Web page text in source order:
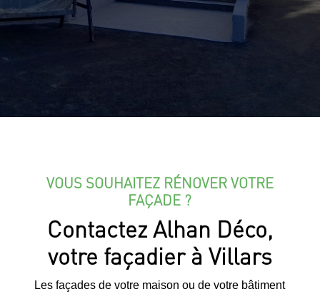
VOUS SOUHAITEZ RÉNOVER VOTRE
FAÇADE ?
Contactez Alhan Déco,
votre façadier à Villars
Les façades de votre maison ou de votre bâtiment